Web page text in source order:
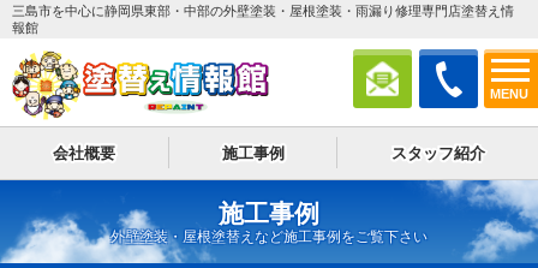
MENU
三島市を中心に静岡県東部・中部の外壁塗装・屋根塗装・雨漏り修理専門店塗替え情
報館
会社概要 施工事例 スタッフ紹介
施工事例
外壁塗装・屋根塗替えなど施工事例をご覧下さい